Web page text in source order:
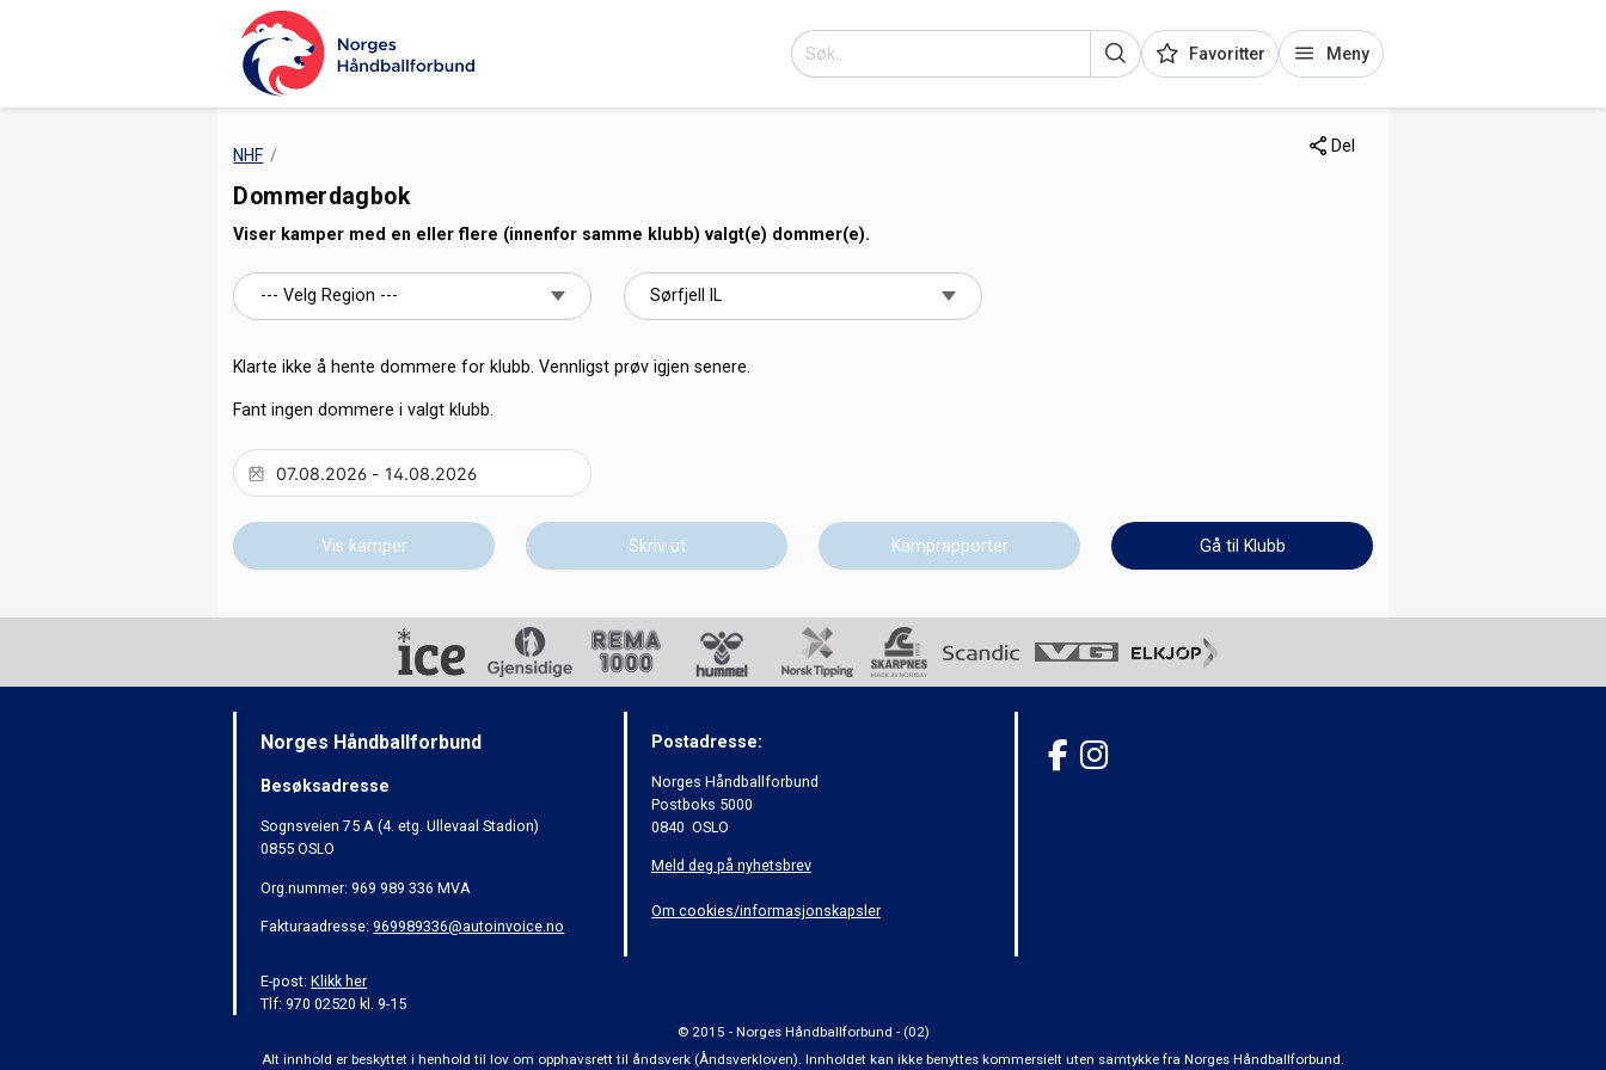
Favoritter Meny
NHF Del
Dommerdagbok
Viser kamper med en eller flere (innenfor samme klubb) valgt(e) dommer(e).
Klarte ikke å hente dommere for klubb. Vennligst prøv igjen senere.
Fant ingen dommere i valgt klubb.
Vis kamper Skriv ut Kamprapporter Gå til Klubb
Norges Håndballforbund
Besøksadresse
Sognsveien 75 A (4. etg. Ullevaal Stadion)
0855 OSLO
Org.nummer: 969 989 336 MVA
Fakturaadresse:969989336@autoinvoice.no
E-post:Klikk her
Tlf: 970 02520 kl. 9-15
Postadresse:
Norges Håndballforbund
Postboks 5000
0840 OSLO
Meld deg på nyhetsbrev
Om cookies/informasjonskapsler
© 2015 - Norges Håndballforbund - (02)
Alt innhold er beskyttet i henhold til lov om opphavsrett til åndsverk (Åndsverkloven). Innholdet kan ikke benyttes kommersielt uten samtykke fra Norges Håndballforbund.